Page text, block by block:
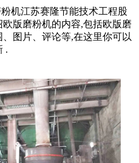
机江苏赛隆节能技术工程股
版磨粉机的内容,包括欧版磨
图片、评论等,在这里你可以
.